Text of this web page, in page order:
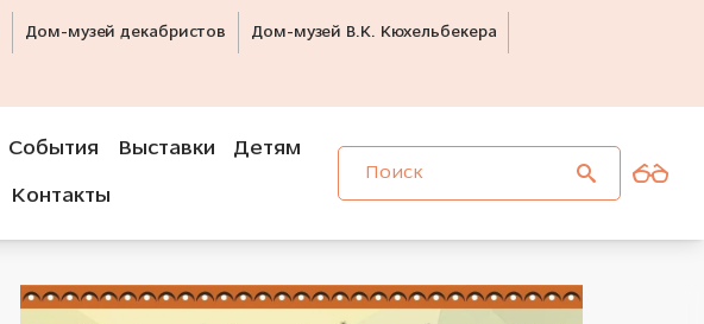
Дом-музей декабристов Дом-музей В.К. Кюхельбекера
События Выставки Детям
Контакты